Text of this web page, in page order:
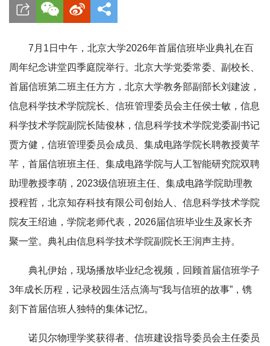
7月1日中午，北京大学2026年首届信班毕业典礼在百
周年纪念讲堂四季庭院举行。北京大学党委常委、副校长、
首届信班第二班主任方方，北京大学教务部副部长刘建波，
信息科学技术学院院长、信班管理委员会主任侯士敏，信息
科学技术学院副院长陆俊林，信息科学技术学院党委副书记
贾方健，信班管理委员会成员、集成电路学院长聘教授黄芊
芊，首届信班班主任、集成电路学院与人工智能研究院双聘
助理教授李萌，2023级信班班主任、集成电路学院助理教
授程哲，北京知存科技有限公司创始人、信息科学技术学院
院友王绍迪，学院老师代表，2026届信班毕业生及家长齐
聚一堂。典礼由信息科学技术学院副院长王润声主持。
典礼伊始，现场播放毕业纪念视频，回顾首届信班学子
3年成长历程，记录校园生活点滴与“我与信班的故事”，镌
刻下首届信班人独特的集体记忆。
诺贝尔物理学奖获得者、信班建设指导委员会主任委员